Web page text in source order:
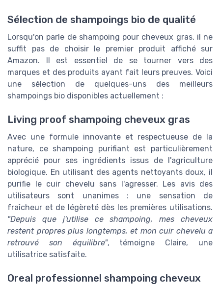
Sélection de shampoings bio de qualité
Lorsqu'on parle de shampoing pour cheveux gras, il ne
suffit pas de choisir le premier produit affiché sur
Amazon. Il est essentiel de se tourner vers des
marques et des produits ayant fait leurs preuves. Voici
une sélection de quelques-uns des meilleurs
shampoings bio disponibles actuellement :
Living proof shampoing cheveux gras
Avec une formule innovante et respectueuse de la
nature, ce shampoing purifiant est particulièrement
apprécié pour ses ingrédients issus de l'agriculture
biologique. En utilisant des agents nettoyants doux, il
purifie le cuir chevelu sans l'agresser. Les avis des
utilisateurs sont unanimes : une sensation de
fraîcheur et de légèreté dès les premières utilisations.
"Depuis que j'utilise ce shampoing, mes cheveux
restent propres plus longtemps, et mon cuir chevelu a
retrouvé son équilibre", témoigne Claire, une
utilisatrice satisfaite.
Oreal professionnel shampoing cheveux